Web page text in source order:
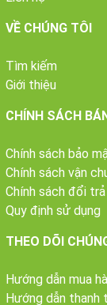
VỀ CHÚNG TÔI
Tìm kiếm
Giới thiệu
CHÍNH SÁCH
Chính sách bảo
Chính sách vận
Chính sách đổi trả
Quy định sử dụng
THEO DÕI
Hướng dẫn mua
Hướng dẫn thanh